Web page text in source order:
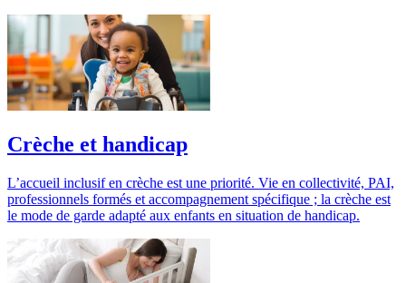
Crèche et handicap
L’accueil inclusif en crèche est une priorité. Vie en collectivité, PAI,
professionnels formés et accompagnement spécifique ; la crèche est
le mode de garde adapté aux enfants en situation de handicap.